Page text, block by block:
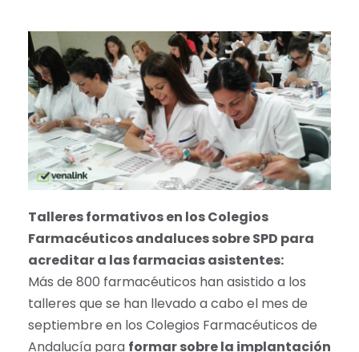
Talleres formativos en los Colegios
Farmacéuticos andaluces sobre SPD para
acreditar a las farmacias asistentes:
Más de 800 farmacéuticos han asistido a los
talleres que se han llevado a cabo el mes de
septiembre en los Colegios Farmacéuticos de
Andalucía para formar sobre la implantación